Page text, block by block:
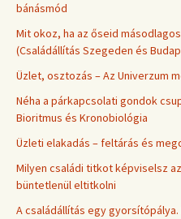
bánásmód
Mit okoz, ha az őseid
(Családállítás Szegeden és
Üzlet, osztozás – Az Univerzum
Néha a párkapcsolati gondok
Bioritmus és Kronobiológia
Üzleti elakadás – feltárás és
Milyen családi titkot képviselsz
büntetlenül eltitkolni
A családállítás egy